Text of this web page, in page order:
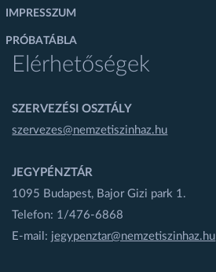
IMPRESSZUM
PRÓBATÁBLA
Elérhetőségek
SZERVEZÉSI OSZTÁLY
szervezes@nemzetiszinhaz.hu
JEGYPÉNZTÁR
1095 Budapest, Bajor Gizi park 1.
Telefon: 1/476-6868
E-mail: jegypenztar@nemzetiszinhaz.hu